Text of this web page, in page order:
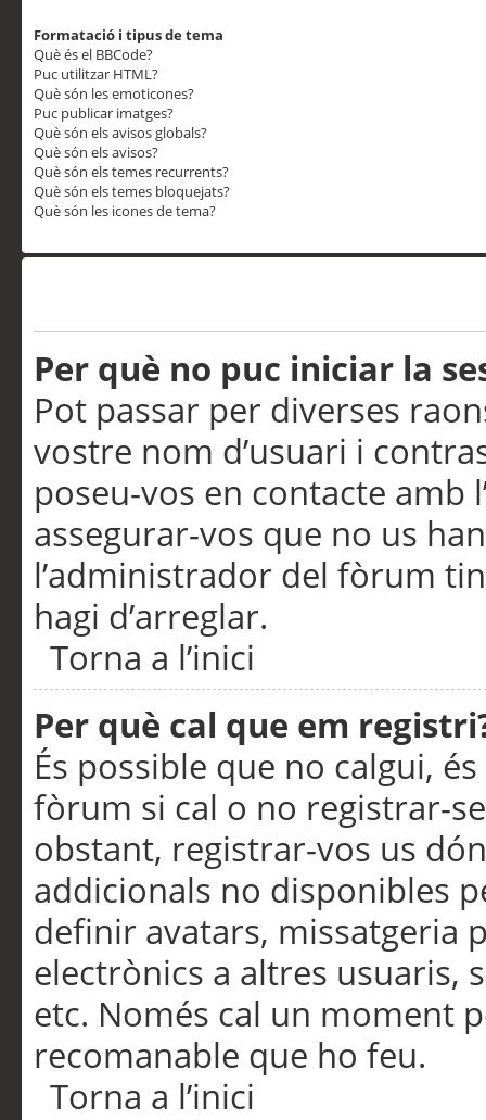
Formatació i tipus de tema
Què és el BBCode?
Puc utilitzar HTML?
Què són les emoticones?
Puc publicar imatges?
Què són els avisos globals?
Què són els avisos?
Què són els temes recurrents?
Què són els temes bloquejats?
Què són les icones de tema?
Per què no puc iniciar la
Pot passar per diverses
vostre nom d’usuari i
poseu-vos en contacte
assegurar-vos que no us
l’administrador del fòrum
hagi d’arreglar.
Torna a l’inici
Per què cal que em
És possible que no calgui,
fòrum si cal o no registrar-
obstant, registrar-vos us
addicionals no disponibles
definir avatars, missatgeria
electrònics a altres usuaris,
etc. Només cal un moment
recomanable que ho feu.
Torna a l’inici